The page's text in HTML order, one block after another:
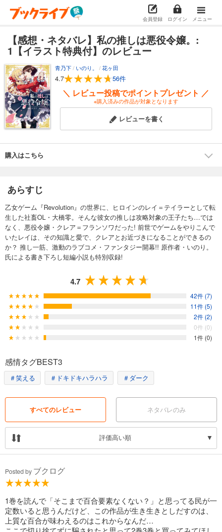
会員登録 ログイン メニュー
【感想・ネタバレ】私の推しは悪役令嬢。:
1【イラスト特典付】のレビュー
青乃下/ いのり。 /花ヶ田
4.7 56件
＼ レビュー投稿でポイントプレゼント ／
※購入済みの作品が対象となります
レビューを書く
購入はこちら
あらすじ
乙女ゲーム『Revolution』の世界に、ヒロインのレイ＝テイラーとして転
生した社畜OL・大橋零。そんな彼女の推しは攻略対象の王子たち…では
なく、悪役令嬢・クレア＝フランソワだった! 前世でゲームをやりこんで
いたレイは、その知識と愛で、クレアとお近づきになることができるの
か？ 推し一筋、激動のラブコメ・ファンタジー開幕!! 原作者・いのり。
氏による書き下ろし短編小説も特別収録!
4.7
42件 (7)
11件 (5)
2件 (2)
0件 (0)
1件 (0)
感情タグBEST3
＃笑える ＃ドキドキハラハラ ＃ダーク
すべてのレビュー ネタバレのみ
評価高い順
Posted by ブクログ
1巻を読んで「そこまで百合要素なくない？」と思ってる民が一
定数いると思うんだけど、この作品が生き生きとしだすのは、
上質な百合が味わえるのはこれからなんだ…